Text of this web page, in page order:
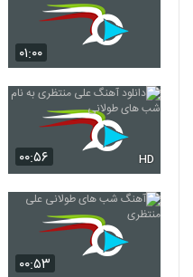
۰۱:۰۰
۰۰:۵۶ HD
۰۰:۵۳